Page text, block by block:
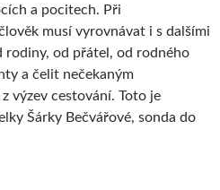
a pocitech. Při
musí vyrovnávat i s dalšími
rodiny, od přátel, od rodného
a čelit nečekaným
výzev cestování. Toto je
Šárky Bečvářové, sonda do
deník – sonda do duše